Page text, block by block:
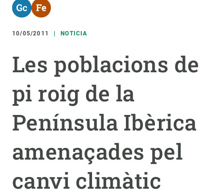
navegación
10/05/2011 NOTICIA
Les poblacions de
pi roig de la
Península Ibèrica
amenaçades pel
canvi climàtic
responsive
Responsive
menu
INVESTIGACIÓN
CIENCIA EN ACCIÓN
NOTICIAS Y AGENDA